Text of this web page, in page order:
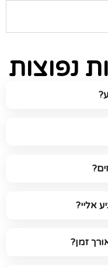
נפוצות
אליי?
זמן?